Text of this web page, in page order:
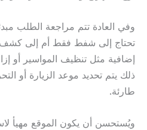
وفي العادة تتم مراجعة الطلب
تحتاج إلى شفط فقط أم إلى
إضافية مثل تنظيف المواسير أو
ذلك يتم تحديد موعد الزيارة أو
طارئة.
ويُستحسن أن يكون الموقع مهيأ